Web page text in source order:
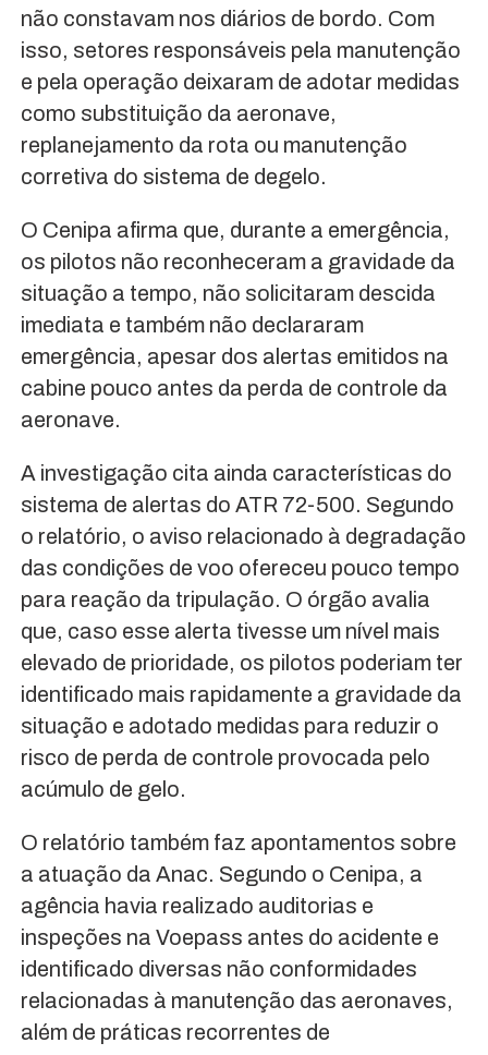
não constavam nos diários de bordo. Com
isso, setores responsáveis pela manutenção
e pela operação deixaram de adotar medidas
como substituição da aeronave,
replanejamento da rota ou manutenção
corretiva do sistema de degelo.
O Cenipa afirma que, durante a emergência,
os pilotos não reconheceram a gravidade da
situação a tempo, não solicitaram descida
imediata e também não declararam
emergência, apesar dos alertas emitidos na
cabine pouco antes da perda de controle da
aeronave.
A investigação cita ainda características do
sistema de alertas do ATR 72-500. Segundo
o relatório, o aviso relacionado à degradação
das condições de voo ofereceu pouco tempo
para reação da tripulação. O órgão avalia
que, caso esse alerta tivesse um nível mais
elevado de prioridade, os pilotos poderiam ter
identificado mais rapidamente a gravidade da
situação e adotado medidas para reduzir o
risco de perda de controle provocada pelo
acúmulo de gelo.
O relatório também faz apontamentos sobre
a atuação da Anac. Segundo o Cenipa, a
agência havia realizado auditorias e
inspeções na Voepass antes do acidente e
identificado diversas não conformidades
relacionadas à manutenção das aeronaves,
além de práticas recorrentes de